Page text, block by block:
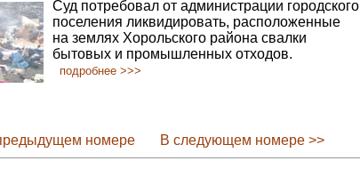
Суд потребовал от администрации городского
поселения ликвидировать, расположенные
на землях Хорольского района свалки
бытовых и промышленных отходов.
подробнее >>>
номере В следующем номере >>